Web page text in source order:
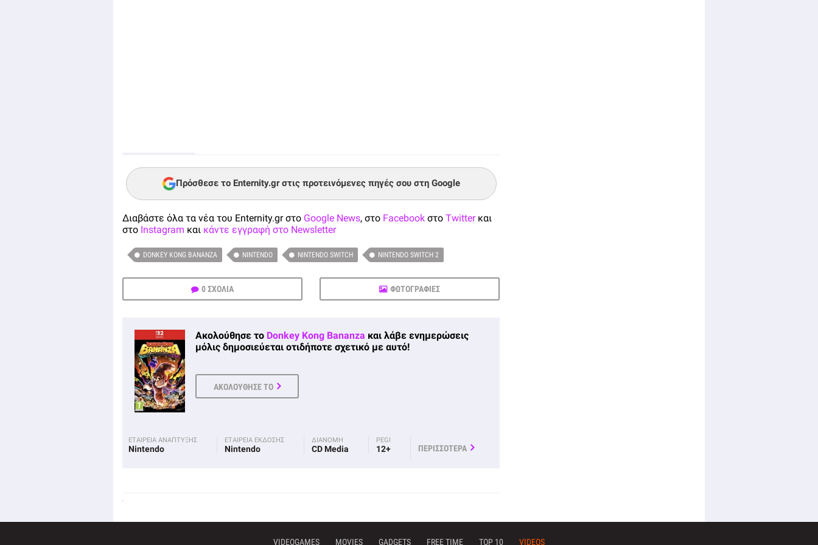
Πρόσθεσε το Enternity.gr στις προτεινόμενες πηγές σου στη Google
Διαβάστε όλα τα νέα του Enternity.gr στο Google News, στο Facebook στο Twitterκαι
στο Instagram και κάντε εγγραφή στο Newsletter
DONKEY KONG BANANZA NINTENDO NINTENDO SWITCH NINTENDO SWITCH 2
0 ΣΧΟΛΙΑ ΦΩΤΟΓΡΑΦΙΕΣ
Ακολούθησε το Donkey Kong Bananza και λάβε ενημερώσεις
μόλις δημοσιεύεται οτιδήποτε σχετικό με αυτό!
ΑΚΟΛΟΥΘΗΣΕ ΤΟ
ΕΤΑΙΡΕΙΑ ΑΝΑΠΤΥΞΗΣ
Nintendo
ΕΤΑΙΡΕΙΑ ΕΚΔΟΣΗΣ
Nintendo
ΔΙΑΝΟΜΗ
CD Media
PEGI
12+ ΠΕΡΙΣΣΟΤΕΡΑ
VIDEOGAMES MOVIES GADGETS FREE TIME TOP 10 VIDEOS